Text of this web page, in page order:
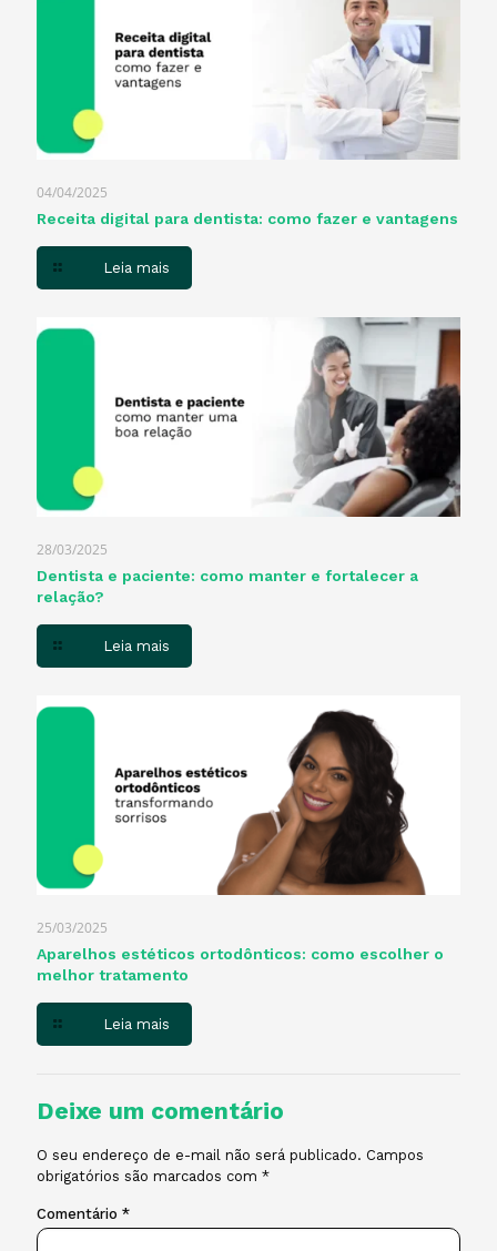
04/04/2025
Receita digital para dentista​: como fazer e vantagens
Leia mais
28/03/2025
Dentista e paciente: como manter e fortalecer a
relação?
Leia mais
25/03/2025
Aparelhos estéticos ortodônticos: como escolher o
melhor tratamento
Leia mais
Deixe um comentário
O seu endereço de e-mail não será publicado. Campos
obrigatórios são marcados com *
Comentário *